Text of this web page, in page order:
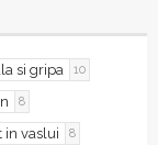
si gripa 10
8
in vaslui 8